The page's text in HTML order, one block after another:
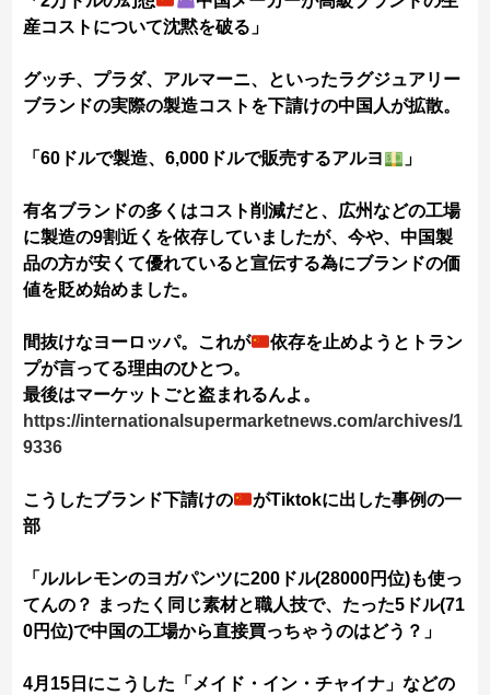
産コストについて沈黙を破る」
グッチ、プラダ、アルマーニ、といったラグジュアリー
ブランドの実際の製造コストを下請けの中国人が拡散。
「60ドルで製造、6,000ドルで販売するアルヨ 」
有名ブランドの多くはコスト削減だと、広州などの工場
に製造の9割近くを依存していましたが、今や、中国製
品の方が安くて優れていると宣伝する為にブランドの価
値を貶め始めました。
間抜けなヨーロッパ。これが
依存を止めようとトラン
プが言ってる理由のひとつ。
最後はマーケットごと盗まれるんよ。
https://internationalsupermarketnews.com/archives/1
9336
こうしたブランド下請けの
がTiktokに出した事例の一
部
「ルルレモンのヨガパンツに200ドル(28000円位)も使っ
てんの？ まったく同じ素材と職人技で、たった5ドル(71
0円位)で中国の工場から直接買っちゃうのはどう？」
4月15日にこうした「メイド・イン・チャイナ」などの